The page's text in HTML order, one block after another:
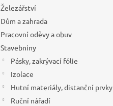
Železářství
Dům a zahrada
Pracovní oděvy a obuv
Stavebniny
Pásky, zakrývací fólie
Izolace
Hutní materiály, distanční prvky
Ruční nářadí